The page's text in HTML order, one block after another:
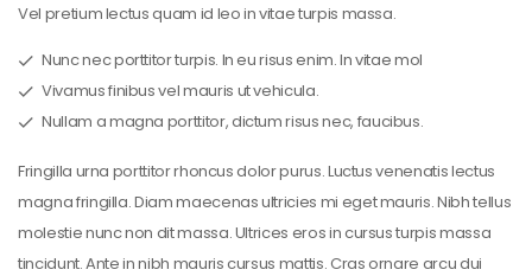
Vel pretium lectus quam id leo in vitae turpis massa.
Nunc nec porttitor turpis. In eu risus enim. In vitae mol
Vivamus finibus vel mauris ut vehicula.
Nullam a magna porttitor, dictum risus nec, faucibus.
Fringilla urna porttitor rhoncus dolor purus. Luctus venenatis lectus
magna fringilla. Diam maecenas ultricies mi eget mauris. Nibh tellus
molestie nunc non dit massa. Ultrices eros in cursus turpis massa
tincidunt. Ante in nibh mauris cursus mattis. Cras ornare arcu dui